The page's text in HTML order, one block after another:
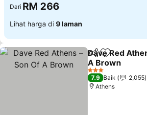
Dari RM 266
Lihat harga di 9 laman
KongsiTambah
Dave Red
A Brown
Lihat harga
3 Bintang
7.9 Baik
2,055
Athens